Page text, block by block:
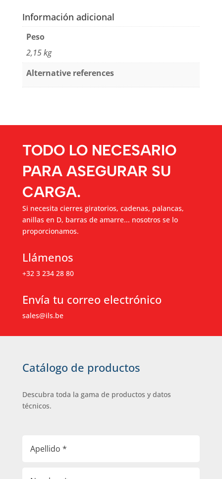
Información adicional
Peso
2,15 kg
Alternative references
TODO LO NECESARIO
PARA ASEGURAR SU
CARGA.
Si necesita cierres giratorios, cadenas, palancas,
anillas en D, barras de amarre... nosotros se lo
proporcionamos.
Llámenos
+32 3 234 28 80
Envía tu correo electrónico
sales@ils.be
Catálogo de productos
Descubra toda la gama de productos y datos
técnicos.